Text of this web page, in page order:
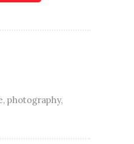
, photography,